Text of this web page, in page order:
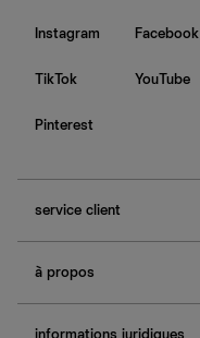
Instagram Facebook
TikTok YouTube
Pinterest
service client
contactez-nous
guide des tailles
e-cartes cadeaux
à propos